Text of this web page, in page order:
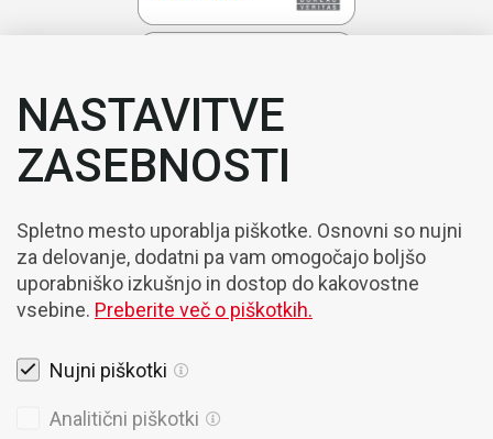
NASTAVITVE
ZASEBNOSTI
Spletno mesto uporablja piškotke. Osnovni so nujni
za delovanje, dodatni pa vam omogočajo boljšo
uporabniško izkušnjo in dostop do kakovostne
vsebine. Preberite več o piškotkih.
Nujni piškotki
Analitični piškotki